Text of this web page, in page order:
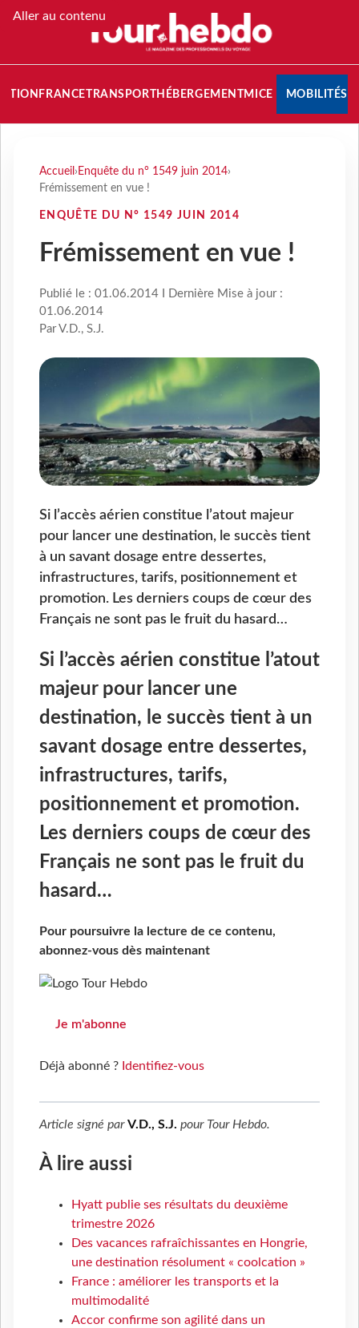
Aller au contenu
FRANCETRANSPORT HÉBERGEMENTMICE MOBILITÉS
Accueil › Enquête du n° 1549 juin 2014›
Frémissement en vue !
ENQUÊTE DU N° 1549 JUIN 2014
Frémissement en vue !
Publié le : 01.06.2014 I Dernière Mise à jour :
01.06.2014
Par V.D., S.J.
Si l’accès aérien constitue l’atout majeur
pour lancer une destination, le succès tient
à un savant dosage entre dessertes,
infrastructures, tarifs, positionnement et
promotion. Les derniers coups de cœur des
Français ne sont pas le fruit du hasard…
Si l’accès aérien constitue l’atout
majeur pour lancer une
destination, le succès tient à un
savant dosage entre dessertes,
infrastructures, tarifs,
positionnement et promotion.
Les derniers coups de cœur des
Français ne sont pas le fruit du
hasard…
Pour poursuivre la lecture de ce contenu,
abonnez-vous dès maintenant
Je m'abonne
Déjà abonné ? Identifiez-vous
Article signé parV.D., S.J. pour Tour Hebdo.
À lire aussi
Hyatt publie ses résultats du deuxième
trimestre 2026
Des vacances rafraîchissantes en Hongrie,
une destination résolument « coolcation »
France : améliorer les transports et la
multimodalité
Accor confirme son agilité dans un